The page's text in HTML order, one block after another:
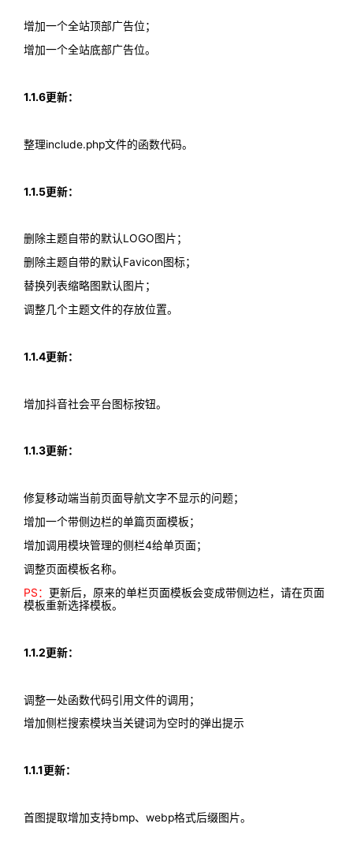
增加一个全站顶部广告位；
增加一个全站底部广告位。
1.1.6更新：
整理include.php文件的函数代码。
1.1.5更新：
删除主题自带的默认LOGO图片；
删除主题自带的默认Favicon图标；
替换列表缩略图默认图片；
调整几个主题文件的存放位置。
1.1.4更新：
增加抖音社会平台图标按钮。
1.1.3更新：
修复移动端当前页面导航文字不显示的问题；
增加一个带侧边栏的单篇页面模板；
增加调用模块管理的侧栏4给单页面；
调整页面模板名称。
PS： 更新后，原来的单栏页面模板会变成带侧边栏，请在页面
模板重新选择模板。
1.1.2更新：
调整一处函数代码引用文件的调用；
增加侧栏搜索模块当关键词为空时的弹出提示
1.1.1更新：
首图提取增加支持bmp、webp格式后缀图片。